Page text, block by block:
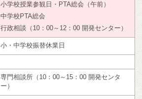
小学校授業参観日・PTA総会（午前）
中学校PTA総会
行政相談（10：00～12：00 開発センター）
小・中学校振替休業日
専門相談所（10：00～15：00 開発センタ
ー）